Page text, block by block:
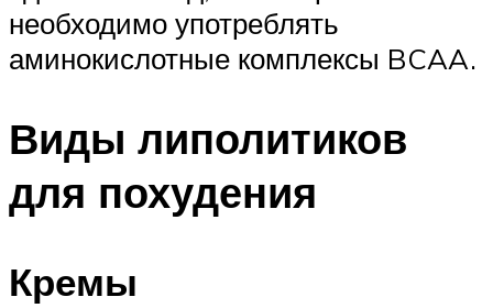
необходимо употреблять
аминокислотные комплексы BCAA.
Виды липолитиков
для похудения
Кремы